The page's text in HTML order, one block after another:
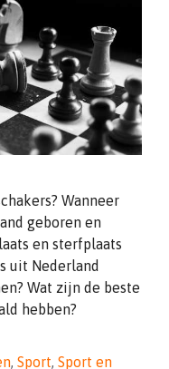
Wanneer
geboren en
en sterfplaats
uit Nederland
Wat zijn de beste
hebben?
, Sport, Sport en